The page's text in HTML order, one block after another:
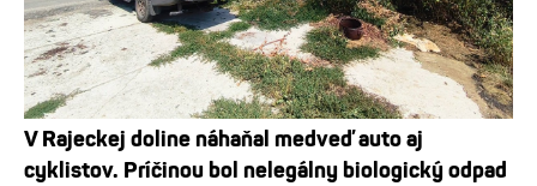
V Rajeckej doline náhaňal medveď auto aj
cyklistov. Príčinou bol nelegálny biologický odpad